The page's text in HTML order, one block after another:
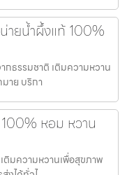
ายน้ำผึ้งแท้ 100%
ธรรมชาติ เติมความหวาน
าย บริกา
หอม หวาน
ติมความหวานเพื่อสุขภาพ